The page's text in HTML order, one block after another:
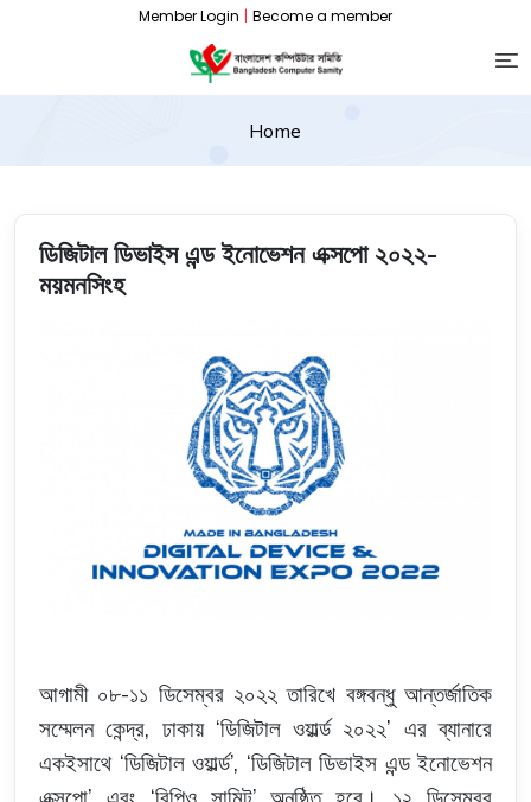
Member Login | Become a member
Home
ডিজিটাল ডিভাইস এন্ড ইনোভেশন এক্সপো ২০২২-
ময়মনসিংহ
আগামী ০৮-১১ ডিসেম্বর ২০২২ তারিখে বঙ্গবন্ধু আন্তর্জাতিক
সম্মেলন কেন্দ্র, ঢাকায়‘ডিজিটাল ওয়ার্ল্ড ২০২২’ এর ব্যানারে
একইসাথে‘ডিজিটাল ওয়ার্ল্ড’, ‘ডিজিটাল ডিভাইস এন্ড ইনোভেশন